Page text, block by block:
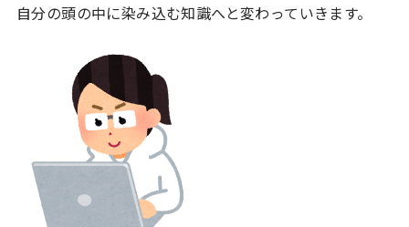
自分の頭の中に染み込む知識へと変わっていきます。